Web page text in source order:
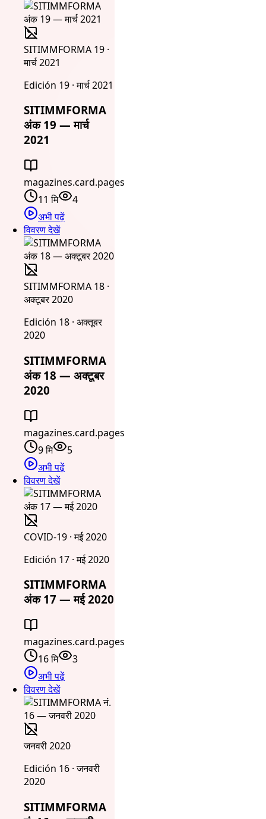
SITIMMFORMA 19 ·
मार्च 2021
Edición 19 · मार्च 2021
SITIMMFORMA
अंक 19 — मार्च
2021
magazines.card.pages
11 मि
4
अभी पढ़ें
विवरण देखें
SITIMMFORMA 18 ·
अक्टूबर 2020
Edición 18 · अक्तूबर
2020
SITIMMFORMA
अंक 18 — अक्टूबर
2020
magazines.card.pages
9 मि
5
अभी पढ़ें
विवरण देखें
COVID-19 · मई 2020
Edición 17 · मई 2020
SITIMMFORMA
अंक 17 — मई 2020
magazines.card.pages
16 मि
3
अभी पढ़ें
विवरण देखें
जनवरी 2020
Edición 16 · जनवरी
2020
SITIMMFORMA